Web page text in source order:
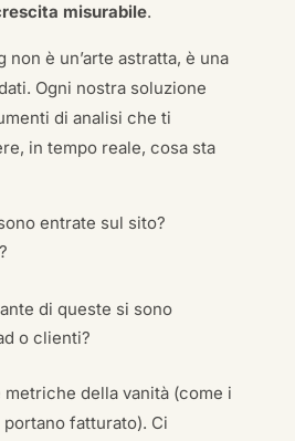
misurabile.
non è un’arte astratta, è una
Ogni nostra soluzione
di analisi che ti
in tempo reale, cosa sta
entrate sul sito?
di queste si sono
o clienti?
della vanità (come i
fatturato). Ci